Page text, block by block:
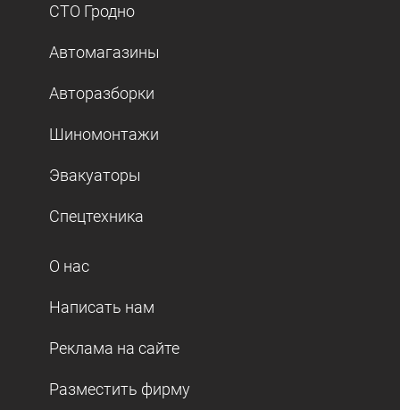
СТО Гродно
Автомагазины
Авторазборки
Шиномонтажи
Эвакуаторы
Спецтехника
О нас
Написать нам
Реклама на сайте
Разместить фирму